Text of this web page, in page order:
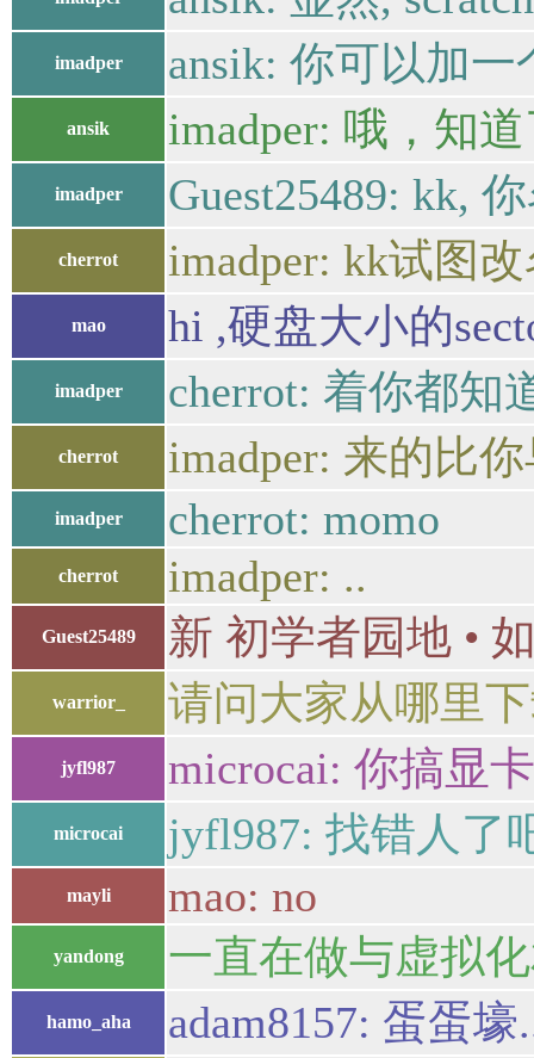
imadper ansik: 你可以加一
ansik imadper: 哦，知
imadper Guest25489: kk,
cherrot imadper: kk试图
mao hi ,硬盘大小的
imadper cherrot: 着你都知
cherrot imadper: 来的比
imadper cherrot: momo
cherrot imadper: ..
Guest25489 新 初学者园地 •
warrior_ 请问大家从哪里
jyfl987 microcai: 你搞显
microcai jyfl987: 找错人了
mayli mao: no
yandong 一直在做与虚拟
hamo_aha adam8157: 蛋蛋